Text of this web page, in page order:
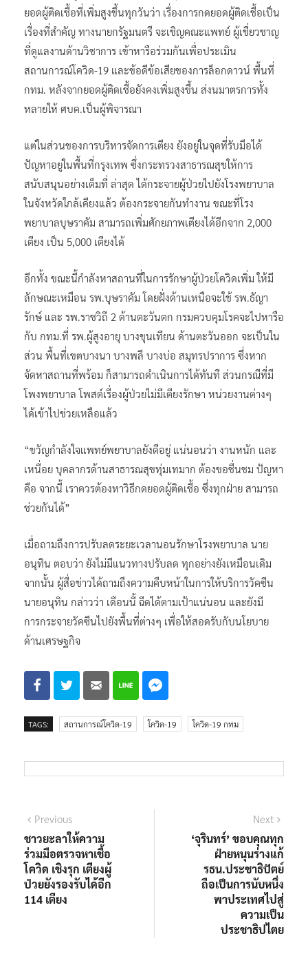
ยอดผู้ติดเชื้อที่เพิ่มสูงขึ้นทุกวันว่า เรื่องการกดยอดผู้ติดเชื้อเป็น
เรื่องที่สำคัญ ทางนายกรัฐมนตรี จะเชิญคณะแพทย์ ผู้เชี่ยวชาญ
ที่ดูแลงานด้านวิชาการ เข้าหารือร่วมกันเพื่อประเมิน
สถานการณ์โควิด-19 และข้อดีข้อเสียของการล็อกดาวน์ พื้นที่
กทม. หลังจากยอดผู้ติดเชื้อยังคงเพิ่มสูงขึ้น ส่งนมาตรการทั้ง
หลายให้ ศบค.เป็นผู้พิจารณา
แต่ในส่วนของการบริหารจัดการเตียง ยังอยู่ในจุดที่รับมือได้
ปัญหาอยู่ในพื้นที่กรุงเทพ ซึ่งกระทรวงสาธารณสุขให้การ
สนับสนุนอย่างเต็มที่ ล่าสุด ได้กระจายผู้ป่วยไปยังโรงพยาบาล
ในจังหวัดใกล้เคียงแล้ว ต้องกระจายกันทำงาน ขณะที่โรง
พยาบาลบุษราคัม สามารถเพิ่มศักยภาพเตียงได้อีกจาก 2,000
เตียง เป็น 5,000 เตียงได้
อีกทั้ง ขณะนี้กำลังหาสถานที่ในการรักษาผู้ป่วยโควิดเพิ่ม ให้มี
ลักษณะเหมือน รพ.บุษราคัม โดยฝั่งด้านเหนือจะใช้ รพ.ธัญา
รักษ์ และ รพ.ราชวิถี 2 ด้านตะวันตก กรมควบคุมโรคจะไปหารือ
กับ กทม.ที่ รพ.ผู้สูงอายุ บางขุนเทียน ด้านตะวันออก จะเป็นใน
ส่วน พื้นที่เขตบางนา บางพลี บางบ่อ สมุทรปราการ ซึ่งหาก
จัดหาสถานที่พร้อม ก็สามารถดำเนินการได้ทันที ส่วนกรณีที่มี
โพงพยาบาล โพสต์เรื่องผู้ป่วยไม่มีเตียงรักษา หน่วยงานต่างๆ
ได้เข้าไปช่วยเหลือแล้ว
“ขวัญกำลังใจแพทย์พยาบาลยังดีอยู่ แน่นอนว่า งานหนัก และ
เหนื่อย บุคลากรด้านสาธารณสุขทุ่มเทมาก ต้องขอชื่นชม ปัญหา
คือ จากนี้ เราควรต้องหาวิธีกดยอดผู้ติดเชื้อ ซึ่งทุกฝ่าย สามารถ
ช่วยกันได้”
เมื่อถามถึงการปรับลดระยะเวลานอนรักษาโรงพยาบาล นาย
อนุทิน ตอบว่า ยังไม่มีแนวทางปรับลด ทุกอย่างยังเหมือนเดิม
จากนั้น ผู้สื่อข่าวได้ถามถึงความคืบหน้าในการให้บริการวัคซีน
นายอนุทิน กล่าวว่า เดือนนี้ ฉีดได้ตามเป้าแน่นอน และยังมี
การกระจายวัคซีนไปยังพื้นที่ต่างๆ เพื่อให้สอดรับกับนโยบาย
ด้านเศรษฐกิจ
TAGS: สถานการณ์โควิด-19 โควิด-19 โควิด-19 กทม
แนะแนว
เรื่อง
PreviousPrevious
post:
ชาวยะลาให้ความ
ร่วมมือตรวจหาเชื้อ
โควิด เชิงรุก เตียงผู้
ป่วยยังรองรับได้อีก
114 เตียง
Next
‘จุรินทร์’ ขอบคุณทุก
ฝ่ายหนุนร่างแก้
รธน.ประชาธิปัตย์
ถือเป็นการนับหนึ่ง
พาประเทศไปสู่
ความเป็น
ประชาธิปไตย